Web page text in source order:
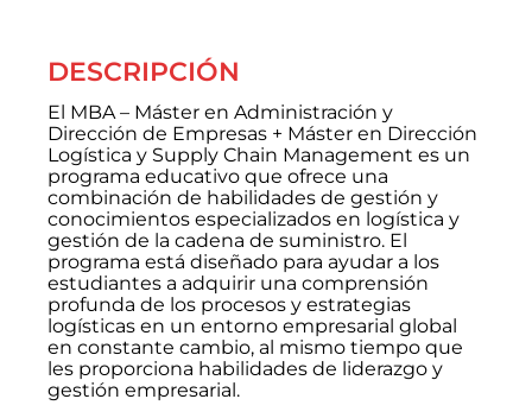
DESCRIPCIÓN
El MBA – Máster en Administración y
Dirección de Empresas + Máster en Dirección
Logística y Supply Chain Management es un
programa educativo que ofrece una
combinación de habilidades de gestión y
conocimientos especializados en logística y
gestión de la cadena de suministro. El
programa está diseñado para ayudar a los
estudiantes a adquirir una comprensión
profunda de los procesos y estrategias
logísticas en un entorno empresarial global
en constante cambio, al mismo tiempo que
les proporciona habilidades de liderazgo y
gestión empresarial.